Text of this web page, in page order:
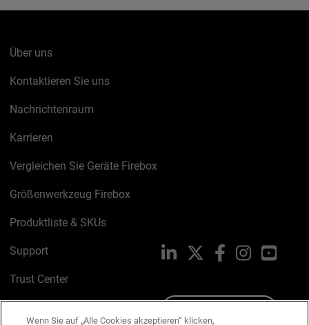
Über uns
Kontaktieren Sie uns
Nachrichtenraum
Karrieren
Vergleichen Sie Geräte Firebox
Größenwerkzeug Firebox
Produktliste & SKUs
Support
Trust Center
LinkedIn FacebookInstagram
Wenn Sie auf „Alle Cookies akzeptieren“ klicken,